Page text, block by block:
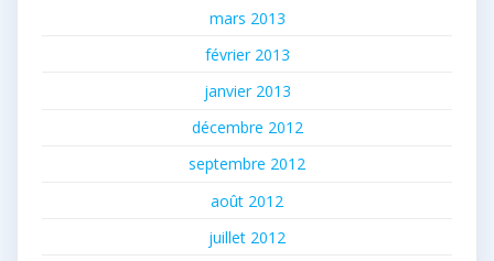
mars 2013
février 2013
janvier 2013
décembre 2012
septembre 2012
août 2012
juillet 2012